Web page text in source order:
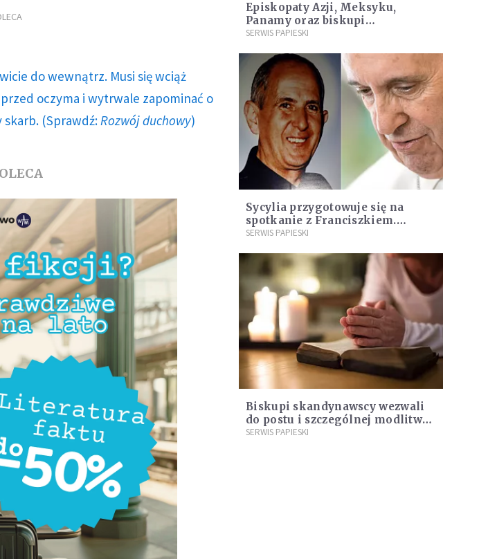
do wewnątrz. Musi się wciąż
oczyma i wytrwale zapominać o
skarb. (Sprawdź: Rozwój duchowy)
Episkopaty Azji, Meksyku,
Panamy oraz biskupi
grekokatoliccy stają w obronie
SERWIS PAPIESKI
Sycylia przygotowuje się na
spotkanie z Franciszkiem.
Papież przybędzie tam w
SERWIS PAPIESKI
Biskupi skandynawscy wezwali
do postu i szczególnej modlitwy
intencjach papieża
SERWIS PAPIESKI